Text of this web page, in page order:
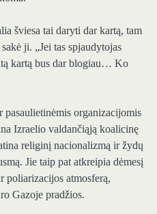
šviesa tai daryti dar kartą, tam
ji. „Jei tas spjaudytojas
kartą bus dar blogiau… Ko
organizacijomis
Izraelio valdančiąją koalicinę
religinį nacionalizmą ir žydų
Jie taip pat atkreipia dėmesį
poliarizacijos atmosferą,
Gazoje pradžios.